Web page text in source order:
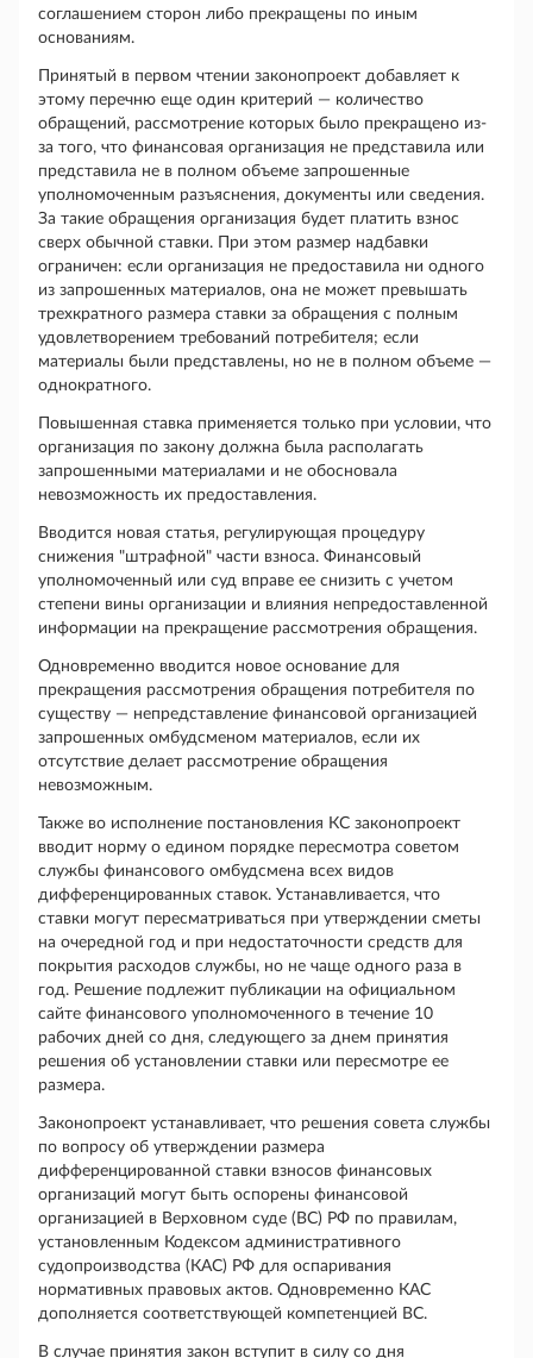
соглашением сторон либо прекращены по иным
основаниям.
Принятый в первом чтении законопроект добавляет к
этому перечню еще один критерий — количество
обращений, рассмотрение которых было прекращено из-
за того, что финансовая организация не представила или
представила не в полном объеме запрошенные
уполномоченным разъяснения, документы или сведения.
За такие обращения организация будет платить взнос
сверх обычной ставки. При этом размер надбавки
ограничен: если организация не предоставила ни одного
из запрошенных материалов, она не может превышать
трехкратного размера ставки за обращения с полным
удовлетворением требований потребителя; если
материалы были представлены, но не в полном объеме —
однократного.
Повышенная ставка применяется только при условии, что
организация по закону должна была располагать
запрошенными материалами и не обосновала
невозможность их предоставления.
Вводится новая статья, регулирующая процедуру
снижения "штрафной" части взноса. Финансовый
уполномоченный или суд вправе ее снизить с учетом
степени вины организации и влияния непредоставленной
информации на прекращение рассмотрения обращения.
Одновременно вводится новое основание для
прекращения рассмотрения обращения потребителя по
существу — непредставление финансовой организацией
запрошенных омбудсменом материалов, если их
отсутствие делает рассмотрение обращения
невозможным.
Также во исполнение постановления КС законопроект
вводит норму о едином порядке пересмотра советом
службы финансового омбудсмена всех видов
дифференцированных ставок. Устанавливается, что
ставки могут пересматриваться при утверждении сметы
на очередной год и при недостаточности средств для
покрытия расходов службы, но не чаще одного раза в
год. Решение подлежит публикации на официальном
сайте финансового уполномоченного в течение 10
рабочих дней со дня, следующего за днем принятия
решения об установлении ставки или пересмотре ее
размера.
Законопроект устанавливает, что решения совета службы
по вопросу об утверждении размера
дифференцированной ставки взносов финансовых
организаций могут быть оспорены финансовой
организацией в Верховном суде (ВС) РФ по правилам,
установленным Кодексом административного
судопроизводства (КАС) РФ для оспаривания
нормативных правовых актов. Одновременно КАС
дополняется соответствующей компетенцией ВС.
В случае принятия закон вступит в силу со дня